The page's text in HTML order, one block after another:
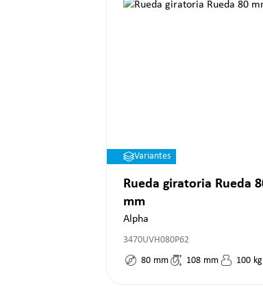
Variantes
Rueda giratoria Rueda
mm
Alpha
3470UVH080P62
80 mm 108 mm 100 kg